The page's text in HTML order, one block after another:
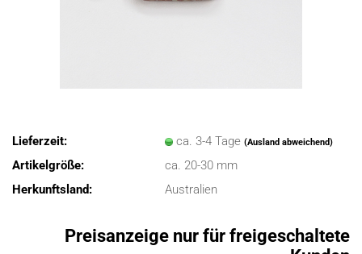
Lieferzeit: ca. 3-4 Tage(Ausland abweichend)
Artikelgröße:
ca. 20-30 mm
Herkunftsland:
Australien
Preisanzeige nur für freigeschaltete